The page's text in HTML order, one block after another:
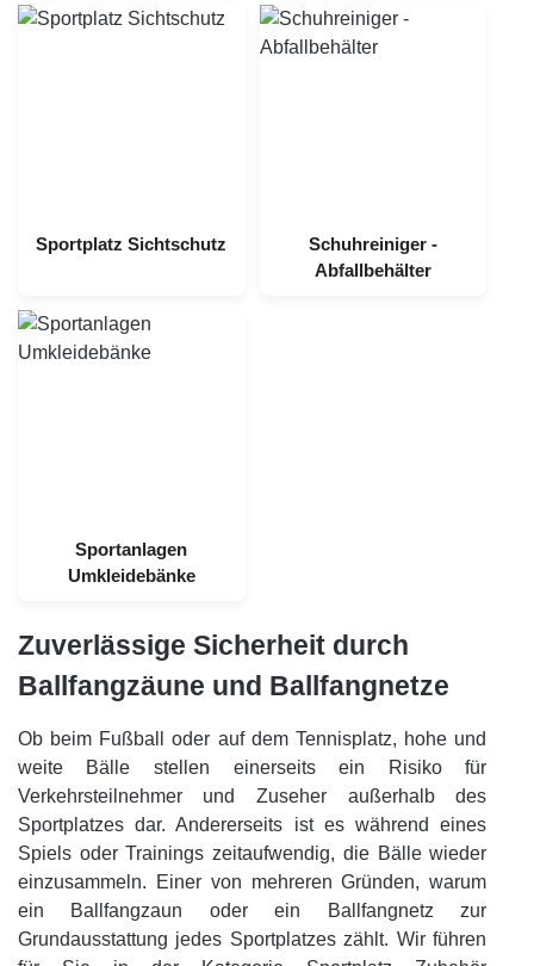
Sportplatz Sichtschutz
Schuhreiniger -
Abfallbehälter
Sportanlagen
Umkleidebänke
Zuverlässige Sicherheit durch
Ballfangzäune und Ballfangnetze
Ob beim Fußball oder auf dem Tennisplatz, hohe und
weite Bälle stellen einerseits ein Risiko für
Verkehrsteilnehmer und Zuseher außerhalb des
Sportplatzes dar. Andererseits ist es während eines
Spiels oder Trainings zeitaufwendig, die Bälle wieder
einzusammeln. Einer von mehreren Gründen, warum
ein Ballfangzaun oder ein Ballfangnetz zur
Grundausstattung jedes Sportplatzes zählt. Wir führen